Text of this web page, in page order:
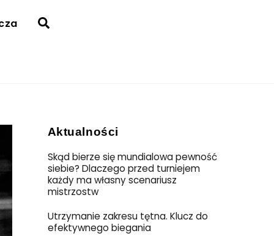
Search
Aktualności
Skąd bierze się mundialowa pewność
siebie? Dlaczego przed turniejem
każdy ma własny scenariusz
mistrzostw
Utrzymanie zakresu tętna. Klucz do
efektywnego biegania